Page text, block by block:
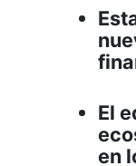
El
en